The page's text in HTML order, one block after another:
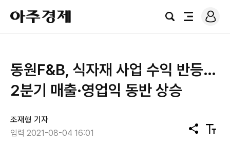
아
주
경
검
전
로
그
​동원F&B, 식자재 사업 수익 반등…
2분기 매출·영업익 동반 상승
조재형 기자
입력 2021-08-04 16:01
공
텍